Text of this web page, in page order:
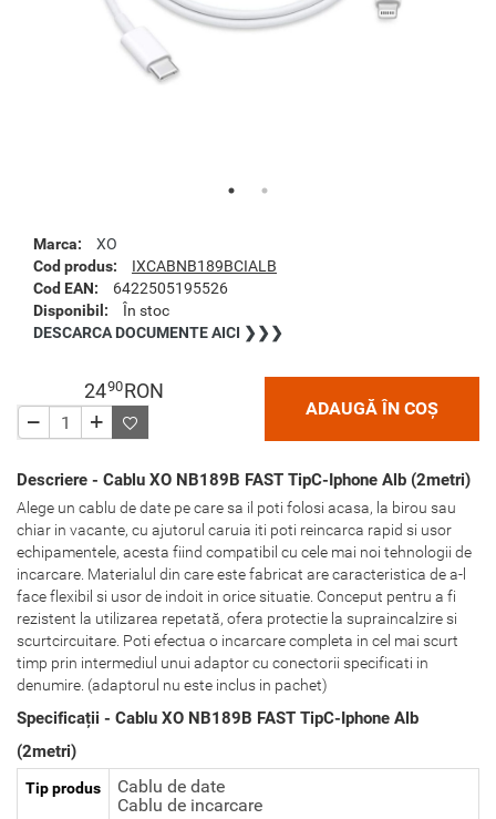
Marca:
XO
Cod produs:
IXCABNB189BCIALB
Cod EAN:
6422505195526
Disponibil:
În stoc
DESCARCA DOCUMENTE AICI ❯❯❯
2490RON
ADAUGĂ ÎN COȘ
Descriere - Cablu XO NB189B FAST TipC-Iphone Alb (2metri)
Alege un cablu de date pe care sa il poti folosi acasa, la birou sau
chiar in vacante, cu ajutorul caruia iti poti reincarca rapid si usor
echipamentele, acesta fiind compatibil cu cele mai noi tehnologii de
incarcare. Materialul din care este fabricat are caracteristica de a-l
face flexibil si usor de indoit in orice situatie. Conceput pentru a fi
rezistent la utilizarea repetată, ofera protectie la supraincalzire si
scurtcircuitare. Poti efectua o incarcare completa in cel mai scurt
timp prin intermediul unui adaptor cu conectorii specificati in
denumire. (adaptorul nu este inclus in pachet)
Specificații - Cablu XO NB189B FAST TipC-Iphone Alb
(2metri)
Tip produs
Cablu de date
Cablu de incarcare